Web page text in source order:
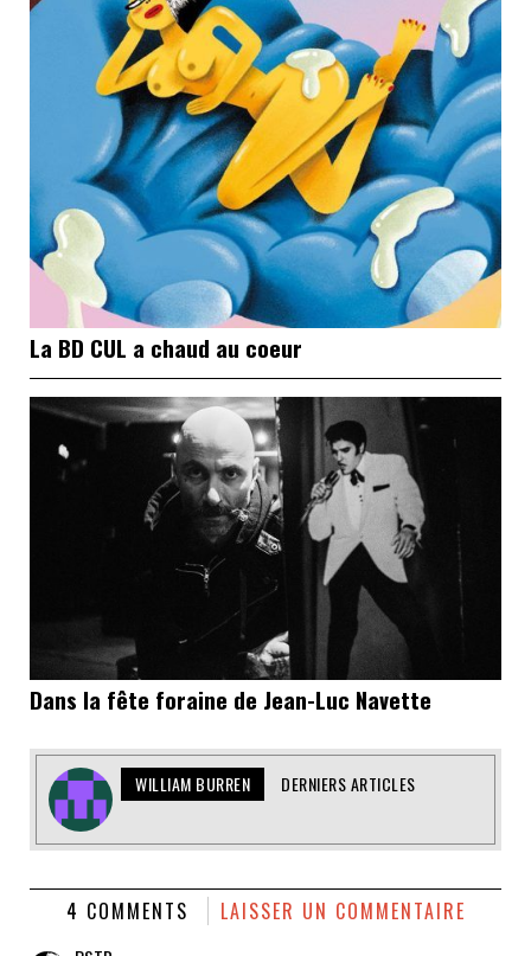
La BD CUL a chaud au coeur
Dans la fête foraine de Jean-Luc Navette
WILLIAM BURREN DERNIERS ARTICLES
4 COMMENTS LAISSER UN COMMENTAIRE